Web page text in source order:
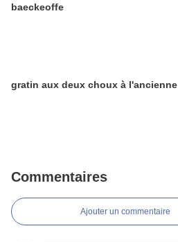
baeckeoffe
gratin aux deux choux à l'ancienne
Commentaires
Ajouter un commentaire